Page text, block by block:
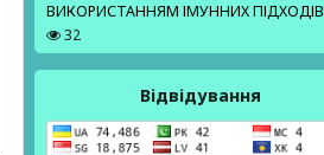
ВИКОРИСТАННЯМ ІМУННИХ ПІДХОДІВ
32
Відвідування